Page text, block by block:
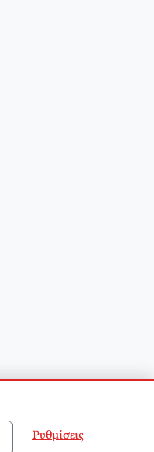
Ρυθμίσεις